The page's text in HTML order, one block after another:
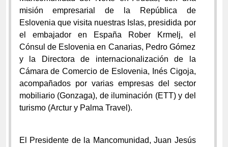
misión empresarial de la República de
Eslovenia que visita nuestras Islas, presidida por
el embajador en España Rober Krmelj, el
Cónsul de Eslovenia en Canarias, Pedro Gómez
y la Directora de internacionalización de la
Cámara de Comercio de Eslovenia, Inés Cigoja,
acompañados por varias empresas del sector
mobiliario (Gonzaga), de iluminación (ETT) y del
turismo (Arctur y Palma Travel).
El Presidente de la Mancomunidad, Juan Jesús